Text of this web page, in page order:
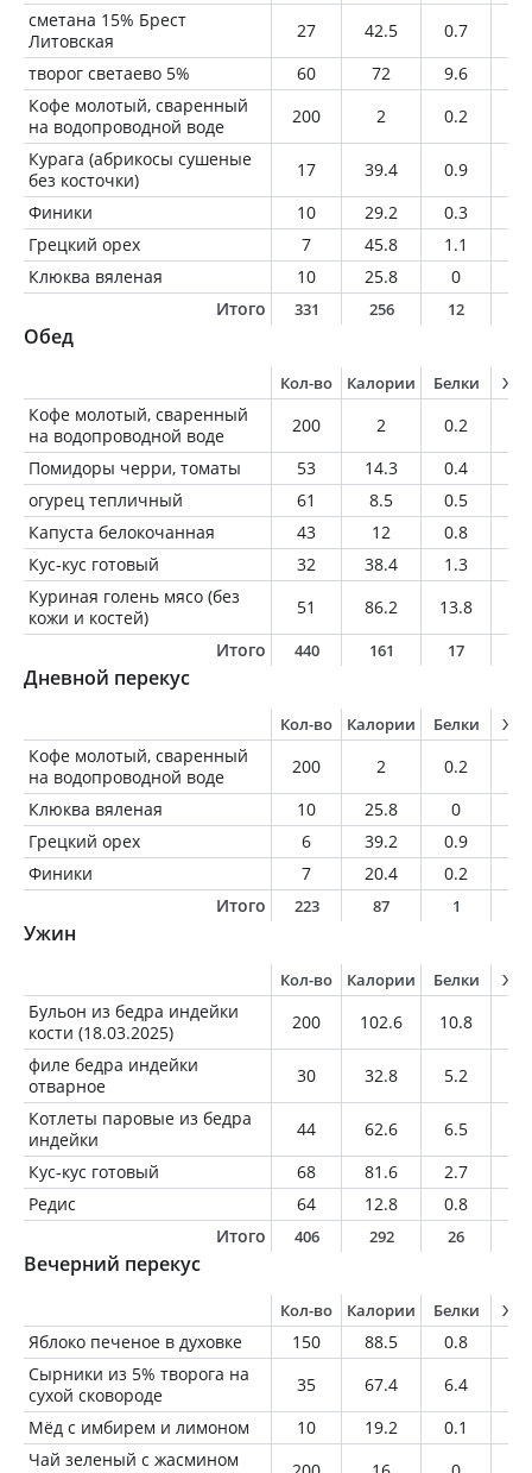
сметана 15% Брест
Литовская
27 42.5 0.7
творог светаево 5%
60 72 9.6
Кофе молотый, сваренный
на водопроводной воде
200 2 0.2
Курага (абрикосы сушеные
без косточки)
17 39.4 0.9
Финики
10 29.2 0.3
Грецкий орех
7 45.8 1.1
Клюква вяленая
10 25.8 0
Итого
331 256 12
Обед
Кол-во Калории Белки
Кофе молотый, сваренный
на водопроводной воде
200 2 0.2
Помидоры черри, томаты
53 14.3 0.4
огурец тепличный
61 8.5 0.5
Капуста белокочанная
43 12 0.8
Кус-кус готовый
32 38.4 1.3
Куриная голень мясо (без
кожи и костей)
51 86.2 13.8
Итого
440 161 17
Дневной перекус
Кол-во Калории Белки
Кофе молотый, сваренный
на водопроводной воде
200 2 0.2
Клюква вяленая
10 25.8 0
Грецкий орех
6 39.2 0.9
Финики
7 20.4 0.2
Итого
223 87 1
Ужин
Кол-во Калории Белки
Бульон из бедра индейки
кости (18.03.2025)
200 102.6 10.8
филе бедра индейки
отварное
30 32.8 5.2
Котлеты паровые из бедра
индейки
44 62.6 6.5
Кус-кус готовый
68 81.6 2.7
Редис
64 12.8 0.8
Итого
406 292 26
Вечерний перекус
Кол-во Калории Белки
Яблоко печеное в духовке 150 88.5 0.8
Сырники из 5% творога на
сухой сковороде
35 67.4 6.4
Мёд с имбирем и лимоном
10 19.2 0.1
Чай зеленый с жасмином